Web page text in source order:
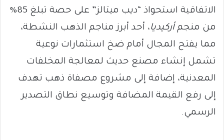
الاتفاقية استحواذ “ديب ميتالز” على حصة تبلغ 85%
من منجمأركيديا، أحد أبرز مناجم الذهب النشطة،
مما يفتح المجال أمام ضخ استثمارات نوعية
تشمل إنشاء مصنع حديث لمعالجة المخلفات
المعدنية، إضافة إلى مشروع مصفاة ذهب تهدف
إلى رفع القيمة المضافة وتوسيع نطاق التصدير
الرسمي.